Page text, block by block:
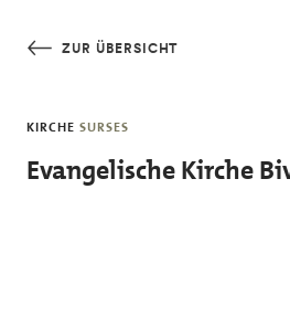
ZUR ÜBERSICHT
KIRCHE SURSES
Evangelische Kirche